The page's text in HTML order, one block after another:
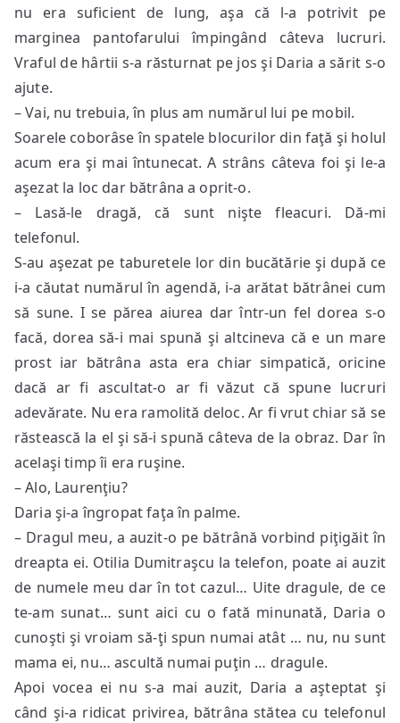
nu era suficient de lung, aşa că l-a potrivit pe
marginea pantofarului împingând câteva lucruri.
Vraful de hârtii s-a răsturnat pe jos şi Daria a sărit s-o
ajute.
– Vai, nu trebuia, în plus am numărul lui pe mobil.
Soarele coborâse în spatele blocurilor din faţă şi holul
acum era şi mai întunecat. A strâns câteva foi şi le-a
aşezat la loc dar bătrâna a oprit-o.
– Lasă-le dragă, că sunt nişte fleacuri. Dă-mi
telefonul.
S-au aşezat pe taburetele lor din bucătărie şi după ce
i-a căutat numărul în agendă, i-a arătat bătrânei cum
să sune. I se părea aiurea dar într-un fel dorea s-o
facă, dorea să-i mai spună şi altcineva că e un mare
prost iar bătrâna asta era chiar simpatică, oricine
dacă ar fi ascultat-o ar fi văzut că spune lucruri
adevărate. Nu era ramolită deloc. Ar fi vrut chiar să se
răstească la el şi să-i spună câteva de la obraz. Dar în
acelaşi timp îi era ruşine.
– Alo, Laurenţiu?
Daria şi-a îngropat faţa în palme.
– Dragul meu, a auzit-o pe bătrână vorbind piţigăit în
dreapta ei. Otilia Dumitraşcu la telefon, poate ai auzit
de numele meu dar în tot cazul… Uite dragule, de ce
te-am sunat… sunt aici cu o fată minunată, Daria o
cunoşti şi vroiam să-ţi spun numai atât … nu, nu sunt
mama ei, nu… ascultă numai puţin … dragule.
Apoi vocea ei nu s-a mai auzit, Daria a aşteptat şi
când şi-a ridicat privirea, bătrâna stătea cu telefonul